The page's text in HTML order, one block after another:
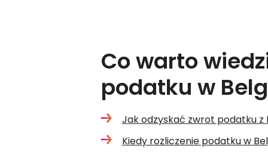
Co warto
podatku w
Jak odzyskać zwrot podatku z
Kiedy rozliczenie podatku w